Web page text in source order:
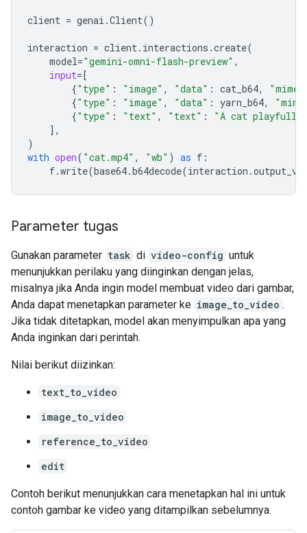
client = genai .Client()
interaction = client. interactions .create(
model="gemini-omni-flash-preview" ,
input=[
{"type" : "image" , "data" : cat_b64,
{"type" : "image" , "data" : yarn_b64,
{"type" : "text" , "text" :
"A cat
],
)
with open( "cat.mp4" , "wb" ) as f :
f.write(base64.b64decode(interaction .
Parameter tugas
Gunakan parameter task di video-config untuk
menunjukkan perilaku yang diinginkan dengan jelas,
misalnya jika Anda ingin model membuat video dari gambar,
Anda dapat menetapkan parameter ke image_to_video .
Jika tidak ditetapkan, model akan menyimpulkan apa yang
Anda inginkan dari perintah.
Nilai berikut diizinkan:
text_to_video
image_to_video
reference_to_video
edit
Contoh berikut menunjukkan cara menetapkan hal ini untuk
contoh gambar ke video yang ditampilkan sebelumnya.